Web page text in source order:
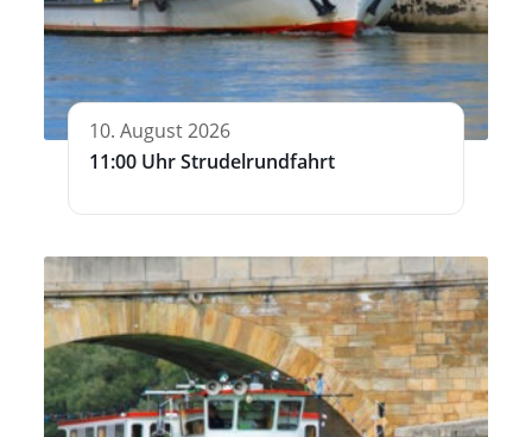
10. August 2026
11:00 Uhr Strudelrundfahrt